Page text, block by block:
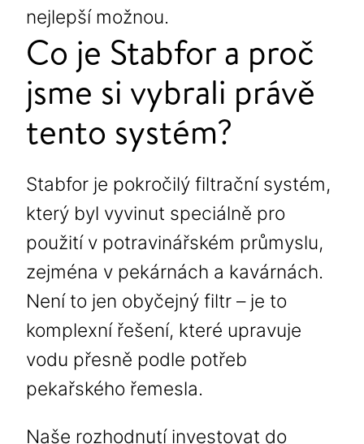
nejlepší možnou.
Co je Stabfor a proč
jsme si vybrali právě
tento systém?
Stabfor je pokročilý filtrační systém,
který byl vyvinut speciálně pro
použití v potravinářském průmyslu,
zejména v pekárnách a kavárnách.
Není to jen obyčejný filtr – je to
komplexní řešení, které upravuje
vodu přesně podle potřeb
pekařského řemesla.
Naše rozhodnutí investovat do